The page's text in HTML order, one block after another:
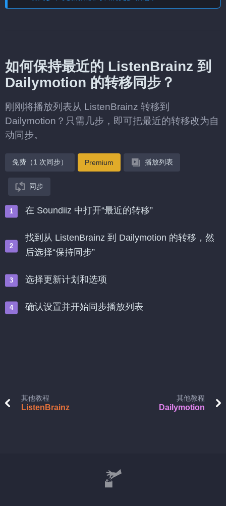
如何保持最近的 ListenBrainz 到
Dailymotion 的转移同步？
刚刚将播放列表从 ListenBrainz 转移到
Dailymotion？只需几步，即可把最近的转移改为自
动同步。
免费（1 次同步） Premium 播放列表
同步
在 Soundiiz 中打开“最近的转移”
找到从 ListenBrainz 到 Dailymotion 的转移，然
后选择“保持同步”
选择更新计划和选项
确认设置并开始同步播放列表
其他教程
ListenBrainz
其他教程
Dailymotion